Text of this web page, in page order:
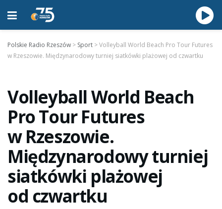
Polskie Radio Rzeszów > Sport >Volleyball World Beach Pro Tour Futures
w Rzeszowie. Międzynarodowy turniej siatkówki plażowej od czwartku
Volleyball World Beach
Pro Tour Futures
w Rzeszowie.
Międzynarodowy turniej
siatkówki plażowej
od czwartku